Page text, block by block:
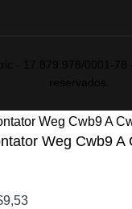
Weg Cwb9 A
9,53